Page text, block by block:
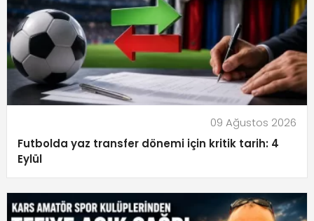
09 Ağustos 2026
Futbolda yaz transfer dönemi için kritik tarih: 4
Eylül